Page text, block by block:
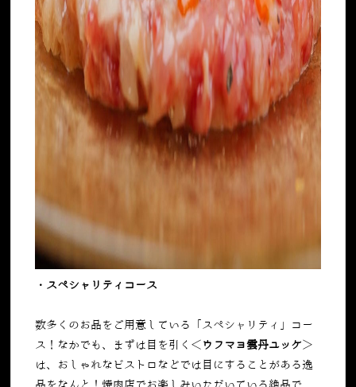
・スペシャリティコース
数多くのお品をご用意している「スペシャリティ」コー
ス！なかでも、まずは目を引く＜ ウフマヨ雲丹ユッケ＞
は、おしゃれなビストロなどでは目にすることがある逸